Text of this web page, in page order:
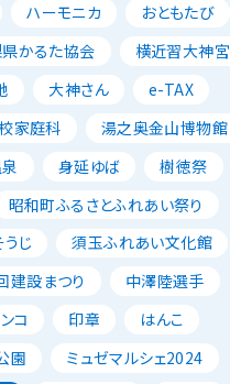
ハーモニカ
おともたび
かるた協会
横近習大神宮
大神さん
e-TAX
家庭科
湯之奥金山博物館
身延ゆば
樹徳祭
昭和町ふるさとふれあい祭り
じ
須玉ふれあい文化館
建設まつり
中澤陸選手
コ 印章
はんこ
園
ミュゼマルシェ2024